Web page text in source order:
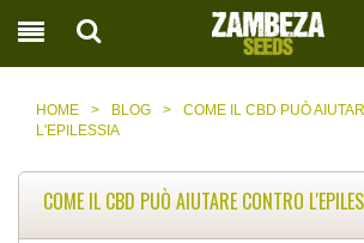
HOME > BLOG >
COME IL CBD PUÒ
L'EPILESSIA
COME IL CBD PUÒ AIUTARE CONTRO